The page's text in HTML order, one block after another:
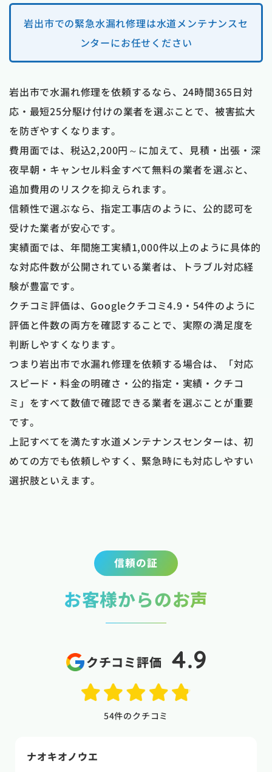
岩出市での緊急水漏れ修理は水道メンテナンスセ
ンターにお任せください
岩出市で水漏れ修理を依頼するなら、24時間365日対
応・最短25分駆け付けの業者を選ぶことで、被害拡大
を防ぎやすくなります。
費用面では、税込2,200円～に加えて、見積・出張・深
夜早朝・キャンセル料金すべて無料の業者を選ぶと、
追加費用のリスクを抑えられます。
信頼性で選ぶなら、指定工事店のように、公的認可を
受けた業者が安心です。
実績面では、年間施工実績1,000件以上のように具体的
な対応件数が公開されている業者は、トラブル対応経
験が豊富です。
クチコミ評価は、Googleクチコミ4.9・54件のように
評価と件数の両方を確認することで、実際の満足度を
判断しやすくなります。
つまり岩出市で水漏れ修理を依頼する場合は、「対応
スピード・料金の明確さ・公的指定・実績・クチコ
ミ」をすべて数値で確認できる業者を選ぶことが重要
です。
上記すべてを満たす水道メンテナンスセンターは、初
めての方でも依頼しやすく、緊急時にも対応しやすい
選択肢といえます。
信頼の証
お客様からのお声
クチコミ評価 4.9
54件のクチコミ
naoki higasi